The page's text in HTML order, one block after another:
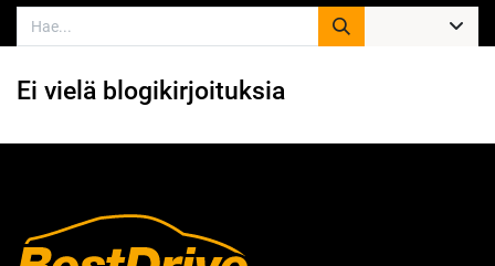
Ei vielä blogikirjoituksia